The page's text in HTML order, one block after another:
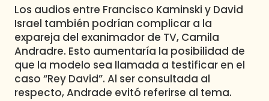
Los audios entre Francisco Kaminski y David
Israel también podrían complicar a la
expareja del exanimador de TV, Camila
Andradre. Esto aumentaría la posibilidad de
que la modelo sea llamada a testificar en el
caso “Rey David”. Al ser consultada al
respecto, Andrade evitó referirse al tema.